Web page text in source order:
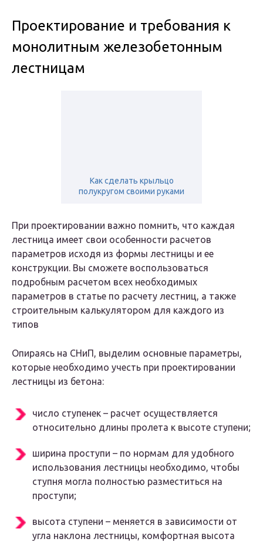
Проектирование и требования к
монолитным железобетонным
лестницам
Как сделать крыльцо
полукругом своими руками
При проектировании важно помнить, что каждая
лестница имеет свои особенности расчетов
параметров исходя из формы лестницы и ее
конструкции. Вы сможете воспользоваться
подробным расчетом всех необходимых
параметров в статье по расчету лестниц, а также
строительным калькулятором для каждого из
типов
Опираясь на СНиП, выделим основные параметры,
которые необходимо учесть при проектировании
лестницы из бетона:
число ступенек – расчет осуществляется
относительно длины пролета к высоте ступени;
ширина проступи – по нормам для удобного
использования лестницы необходимо, чтобы
ступня могла полностью разместиться на
проступи;
высота ступени – меняется в зависимости от
угла наклона лестницы, комфортная высота